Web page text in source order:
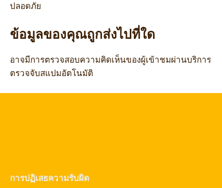
ปลอดภัย
ข้อมูลของคุณถูกส่งไปที่ใด
อาจมีการตรวจสอบความคิดเห็นของผู้เข้าชมผ่านบริการ
ตรวจจับสแปมอัตโนมัติ
การปฏิเสธความรับผิด